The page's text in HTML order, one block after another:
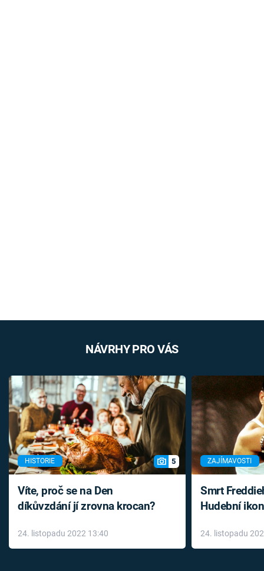
NÁVRHY PRO VÁS
HISTORIE 5
Víte, proč se na Den
díkůvzdání jí zrovna krocan?
24. listopadu 2022 13:40
ZAJÍMAVOSTI
Smrt
Hudební
léky
24. listopadu